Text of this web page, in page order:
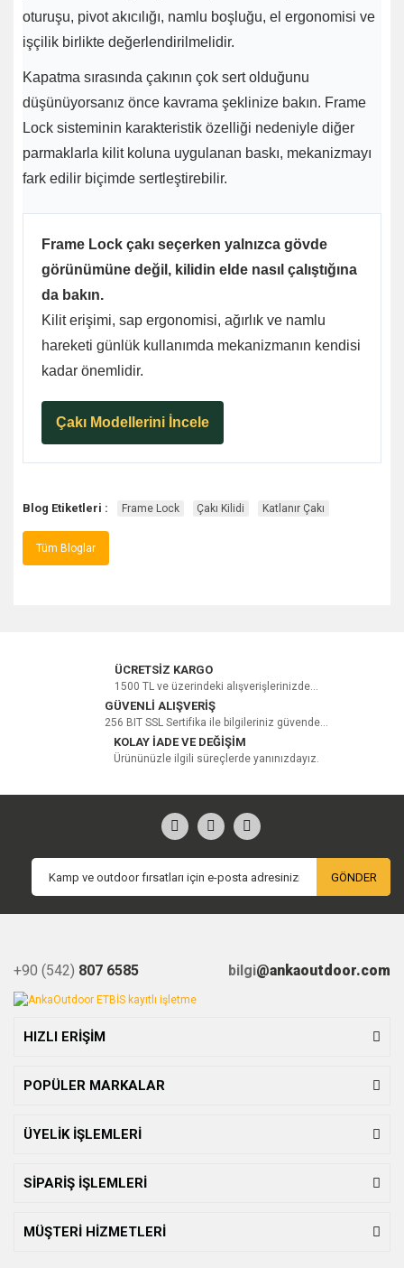
oturuşu, pivot akıcılığı, namlu boşluğu, el ergonomisi ve
işçilik birlikte değerlendirilmelidir.
Kapatma sırasında çakının çok sert olduğunu
düşünüyorsanız önce kavrama şeklinize bakın. Frame
Lock sisteminin karakteristik özelliği nedeniyle diğer
parmaklarla kilit koluna uygulanan baskı, mekanizmayı
fark edilir biçimde sertleştirebilir.
Frame Lock çakı seçerken yalnızca gövde
görünümüne değil, kilidin elde nasıl çalıştığına
da bakın.
Kilit erişimi, sap ergonomisi, ağırlık ve namlu
hareketi günlük kullanımda mekanizmanın kendisi
kadar önemlidir.
Çakı Modellerini İncele
Blog Etiketleri : Frame Lock Çakı Kilidi Katlanır Çakı
Tüm Bloglar
ÜCRETSİZ KARGO
1500 TL ve üzerindeki alışverişlerinizde...
GÜVENLİ ALIŞVERİŞ
256 BIT SSL Sertifika ile bilgileriniz güvende...
KOLAY İADE VE DEĞİŞİM
Ürününüzle ilgili süreçlerde yanınızdayız.
GÖNDER
+90 (542) 807 6585 bilgi@ankaoutdoor.com
HIZLI ERİŞİM
POPÜLER MARKALAR
ÜYELİK İŞLEMLERİ
SİPARİŞ İŞLEMLERİ
MÜŞTERİ HİZMETLERİ